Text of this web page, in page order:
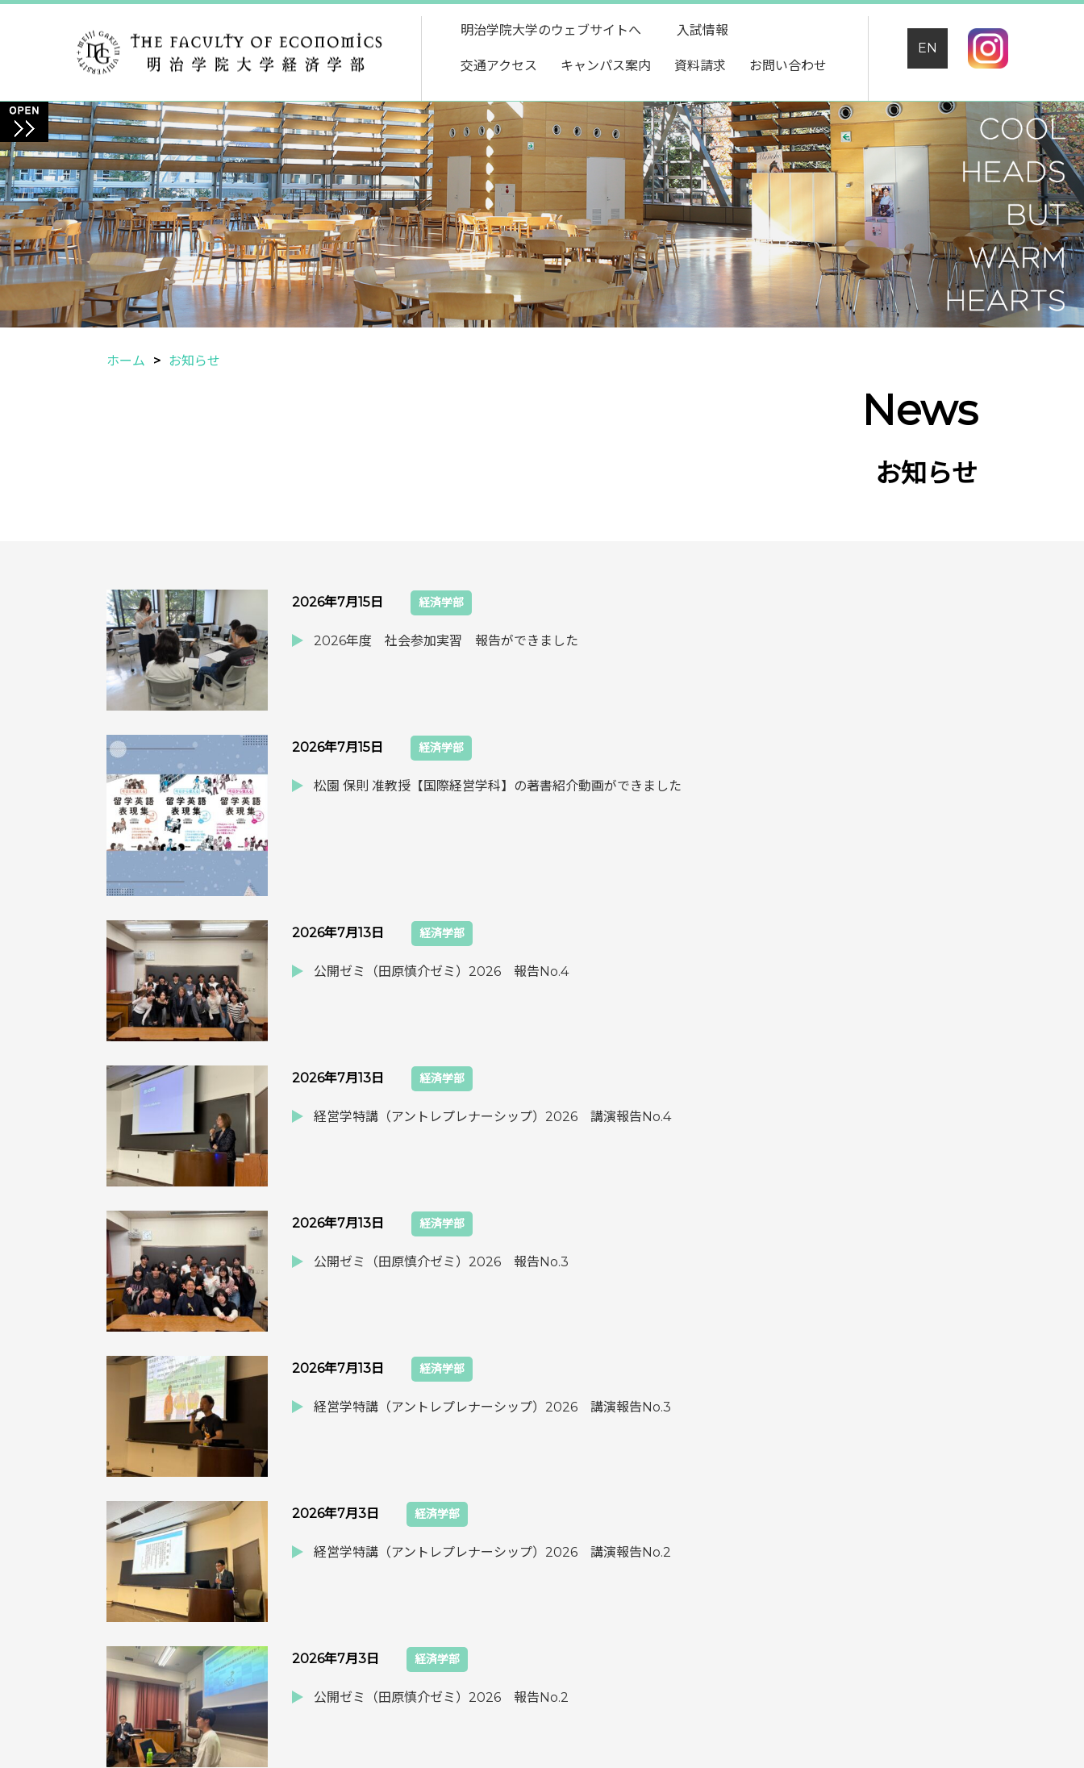
明治学院大学のウェブサイトへ 入試情報
交通アクセス キャンパス案内 資料請求 お問い合わせ
EN
ホーム お知らせ
News
お知らせ
2026年7月15日 経済学部
2026年度 社会参加実習 報告ができました
2026年7月15日 経済学部
松園 保則 准教授【国際経営学科】の著書紹介動画ができました
2026年7月13日 経済学部
公開ゼミ（田原慎介ゼミ）2026 報告No.4
2026年7月13日 経済学部
経営学特講（アントレプレナーシップ）2026 講演報告No.4
2026年7月13日 経済学部
公開ゼミ（田原慎介ゼミ）2026 報告No.3
2026年7月13日 経済学部
経営学特講（アントレプレナーシップ）2026 講演報告No.3
2026年7月3日 経済学部
経営学特講（アントレプレナーシップ）2026 講演報告No.2
2026年7月3日 経済学部
公開ゼミ（田原慎介ゼミ）2026 報告No.2